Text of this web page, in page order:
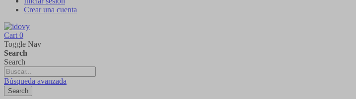
Crear una cuenta
Cart 0
Toggle Nav
Search
Search
Búsqueda avanzada
Search